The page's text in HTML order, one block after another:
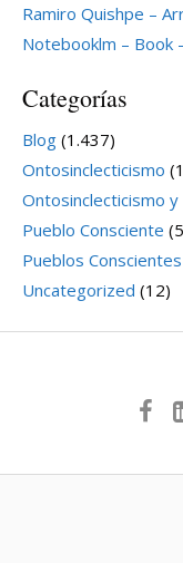
Ramiro Quishpe –
Notebooklm – Book
Categorías
Blog (1.437)
Ontosinclecticismo
Ontosinclecticismo y
Pueblo Consciente
Pueblos Conscientes
Uncategorized (12)